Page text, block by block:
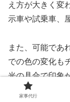
え方が大きく変
示車や試乗車、
また、可能であ
での色の変化も
光の具合で印象
悔を防ぐ最大の
家事代行